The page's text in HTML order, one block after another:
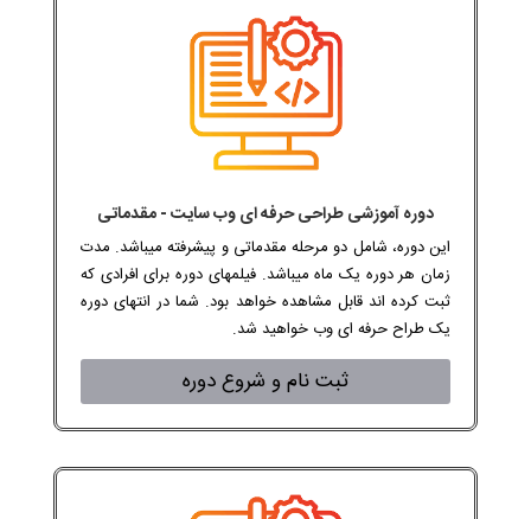
دوره آموزشی طراحی حرفه ای وب سایت - مقدماتی
این دوره، شامل دو مرحله مقدماتی و پیشرفته میباشد. مدت
زمان هر دوره یک ماه میباشد. فیلمهای دوره برای افرادی که
ثبت کرده اند قابل مشاهده خواهد بود. شما در انتهای دوره
یک طراح حرفه ای وب خواهید شد.
ثبت نام و شروع دوره